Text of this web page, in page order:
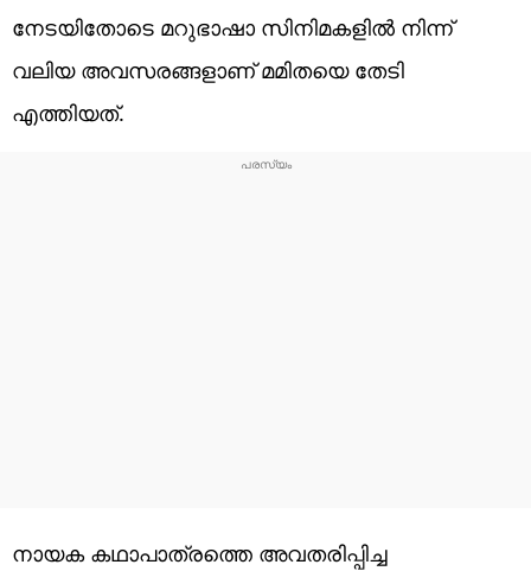
നേടയിതോടെ മറുഭാഷാ സിനിമകളിൽ നിന്ന്
വലിയ അവസരങ്ങളാണ് മമിതയെ തേടി
എത്തിയത്.
നായക കഥാപാത്രത്തെ അവതരിപ്പിച്ച